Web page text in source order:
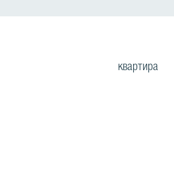
квартира